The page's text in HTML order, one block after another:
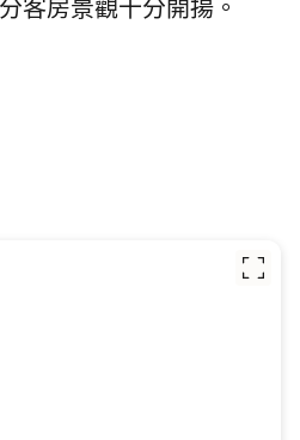
客房景觀十分開揚。